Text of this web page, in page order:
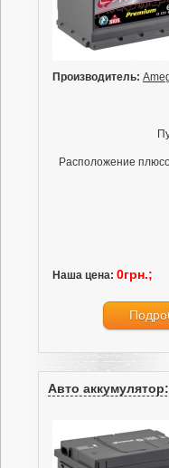
Производитель:
Расположение
Наша цена: 0грн.;
Авто